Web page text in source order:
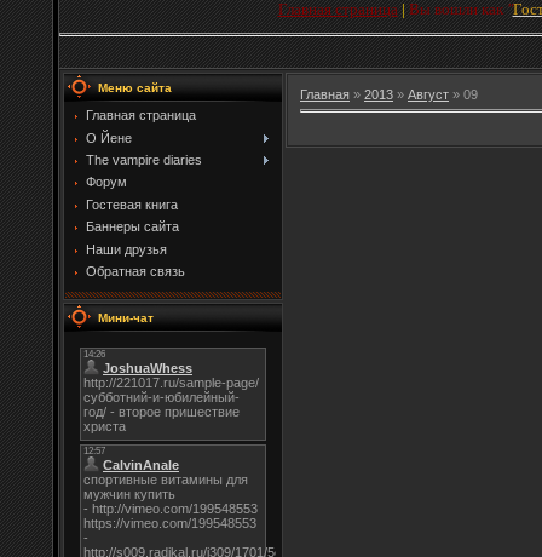
Главная страница | Вы вошли как "
Меню сайта
Главная страница
О Йене
The vampire diaries
Форум
Гостевая книга
Баннеры сайта
Наши друзья
Обратная связь
Мини-чат
Главная » 2013 » Август » 09